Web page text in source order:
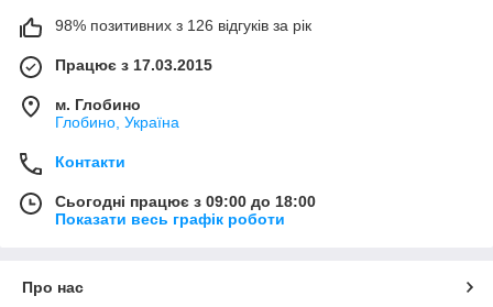
98% позитивних з 126 відгуків за рік
Працює з 17.03.2015
м. Глобино
Глобино, Україна
Контакти
Сьогодні працює з 09:00 до 18:00
Показати весь графік роботи
Про нас